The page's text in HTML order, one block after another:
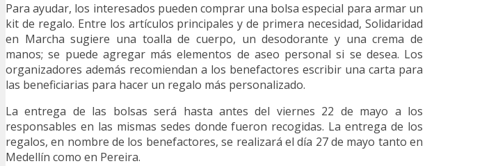
Para ayudar, los interesados pueden comprar una bolsa especial para armar un
kit de regalo. Entre los artículos principales y de primera necesidad, Solidaridad
en Marcha sugiere una toalla de cuerpo, un desodorante y una crema de
manos; se puede agregar más elementos de aseo personal si se desea. Los
organizadores además recomiendan a los benefactores escribir una carta para
las beneficiarias para hacer un regalo más personalizado.
La entrega de las bolsas será hasta antes del viernes 22 de mayo a los
responsables en las mismas sedes donde fueron recogidas. La entrega de los
regalos, en nombre de los benefactores, se realizará el día 27 de mayo tanto en
Medellín como en Pereira.